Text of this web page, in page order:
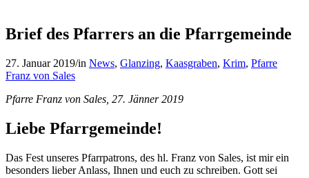
Brief des Pfarrers an die Pfarrgemeinde
27. Januar 2019/in News, Glanzing, Kaasgraben, Krim, Pfarre
Franz von Sales
Pfarre Franz von Sales, 27. Jänner 2019
Liebe Pfarrgemeinde!
Das Fest unseres Pfarrpatrons, des hl. Franz von Sales, ist mir ein
besonders lieber Anlass, Ihnen und euch zu schreiben. Gott sei